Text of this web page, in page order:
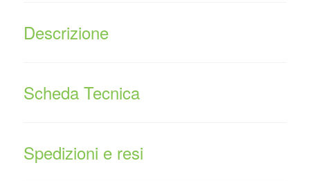
Descrizione
Scheda Tecnica
Spedizioni e resi